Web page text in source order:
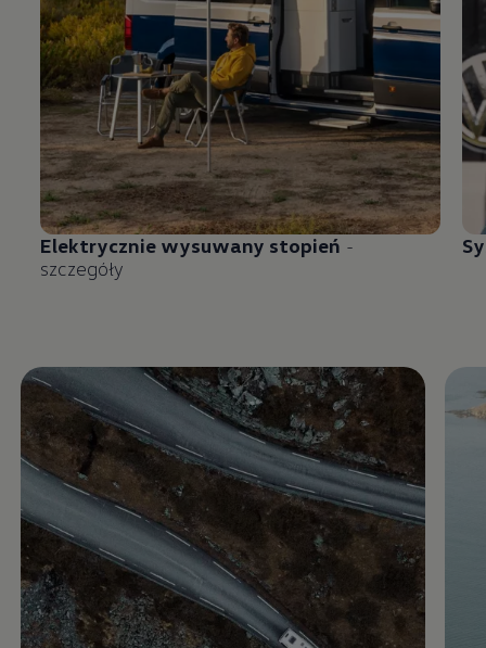
Elektrycznie wysuwany stopień -
szczegóły
Enable fullscreen mode